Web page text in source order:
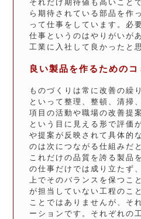
それだけ期待値も高いこと
ら期待されている部品を作
って仕事をしています。必
仕事というのはやりがいが
工業に入社して良かったと
良い製品を作るための
ものづくりは常に改善の繰
といって整理、整頓、清掃
項目の活動や職場の改善提
という目に見える形で評価
や提案が反映されて具体的
のは次につながる仕組みだ
これだけの品質を誇る製品
の仕事だけでは成り立たず
上でそのバランスを保つこ
が担当していない工程のこ
ことではありませんが、そ
ーションです。それぞれの